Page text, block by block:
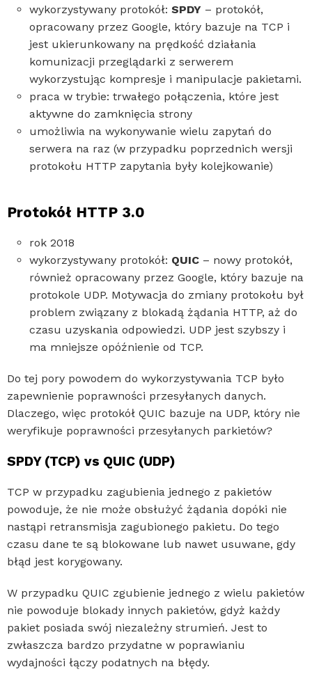
wykorzystywany protokół: SPDY – protokół,
opracowany przez Google, który bazuje na TCP i
jest ukierunkowany na prędkość działania
komunizacji przeglądarki z serwerem
wykorzystując kompresje i manipulacje pakietami.
praca w trybie: trwałego połączenia, które jest
aktywne do zamknięcia strony
umożliwia na wykonywanie wielu zapytań do
serwera na raz (w przypadku poprzednich wersji
protokołu HTTP zapytania były kolejkowanie)
Protokół HTTP 3.0
rok 2018
wykorzystywany protokół: QUIC – nowy protokół,
również opracowany przez Google, który bazuje na
protokole UDP. Motywacja do zmiany protokołu był
problem związany z blokadą żądania HTTP, aż do
czasu uzyskania odpowiedzi. UDP jest szybszy i
ma mniejsze opóźnienie od TCP.
Do tej pory powodem do wykorzystywania TCP było
zapewnienie poprawności przesyłanych danych.
Dlaczego, więc protokół QUIC bazuje na UDP, który nie
weryfikuje poprawności przesyłanych parkietów?
SPDY (TCP) vs QUIC (UDP)
TCP w przypadku zagubienia jednego z pakietów
powoduje, że nie może obsłużyć żądania dopóki nie
nastąpi retransmisja zagubionego pakietu. Do tego
czasu dane te są blokowane lub nawet usuwane, gdy
błąd jest korygowany.
W przypadku QUIC zgubienie jednego z wielu pakietów
nie powoduje blokady innych pakietów, gdyż każdy
pakiet posiada swój niezależny strumień. Jest to
zwłaszcza bardzo przydatne w poprawianiu
wydajności łączy podatnych na błędy.